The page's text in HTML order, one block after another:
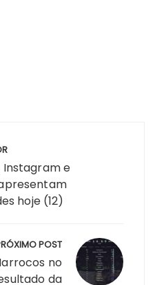
Instagram e
hoje (12)
POST
no
da